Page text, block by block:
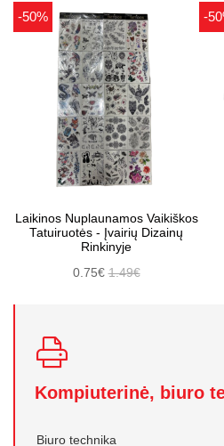
-50%
Laikinos Nuplaunamos Vaikiškos
Tatuiruotės - Įvairių Dizainų
Rinkinyje
0.75€1.49€
-
Kompiuterinė, biuro
Biuro technika